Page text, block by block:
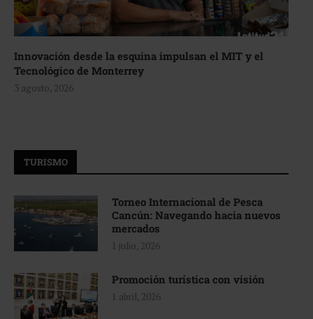
Innovación desde la esquina impulsan el MIT y el
Tecnológico de Monterrey
3 agosto, 2026
TURISMO
Torneo Internacional de Pesca
Cancún: Navegando hacia nuevos
mercados
1 julio, 2026
Promoción turística con visión
1 abril, 2026